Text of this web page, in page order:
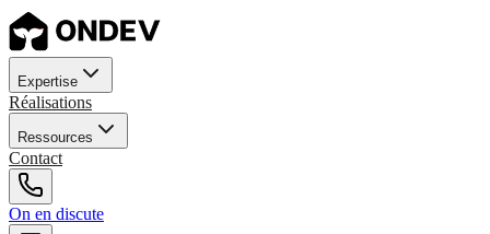
Expertise
Réalisations
Ressources
Contact
On en discute